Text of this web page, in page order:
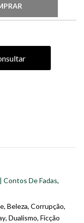
Contos De Fadas,
, Beleza, Corrupção,
, Dualismo, Ficção